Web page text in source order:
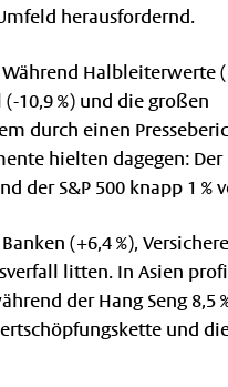
herausfordernd.
Halbleiterwerte
10,9 %) und die großen
durch einen
hielten dagegen: Der
der S&P 500 knapp 1 %
(+6,4 %),
litten. In Asien
der Hang Seng 8,5
und